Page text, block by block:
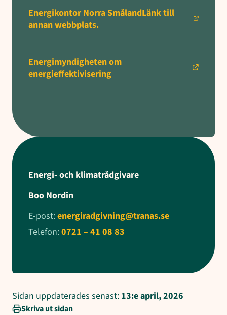
Energikontor Norra SmålandLänk till
annan webbplats.
Energimyndigheten om
energieffektivisering
Energi- och klimatrådgivare
Boo Nordin
E-post:energiradgivning@tranas.se
Telefon:0721 – 41 08 83
Sidan uppdaterades senast: 13:e april, 2026
Skriva ut sidan